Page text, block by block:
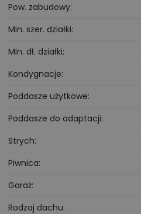
Pow. zabudowy
Min. szer. działki
Min. dł. działki
Kondygnacje
Poddasze użytkowe
Poddasze do adaptacji
Strych
Piwnica
Garaż
Rodzaj dachu